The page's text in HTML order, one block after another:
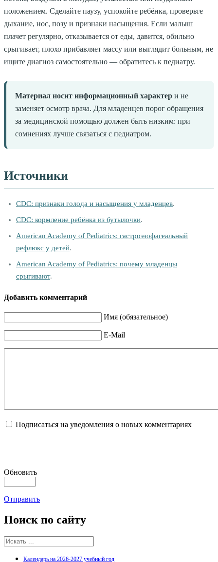
положением. Сделайте паузу, успокойте ребёнка, проверьте
дыхание, нос, позу и признаки насыщения. Если малыш
плачет регулярно, отказывается от еды, давится, обильно
срыгивает, плохо прибавляет массу или выглядит больным, не
ищите диагноз самостоятельно — обратитесь к педиатру.
Материал носит информационный характер и не
заменяет осмотр врача. Для младенцев порог обращения
за медицинской помощью должен быть низким: при
сомнениях лучше связаться с педиатром.
Источники
CDC: признаки голода и насыщения у младенцев.
CDC: кормление ребёнка из бутылочки.
American Academy of Pediatrics: гастроэзофагеальный
рефлюкс у детей.
American Academy of Pediatrics: почему младенцы
срыгивают.
Добавить комментарий
Имя (обязательное)
E-Mail
Подписаться на уведомления о новых комментариях
Обновить
Отправить
Поиск по сайту
Календарь на 2026-2027 учебный год